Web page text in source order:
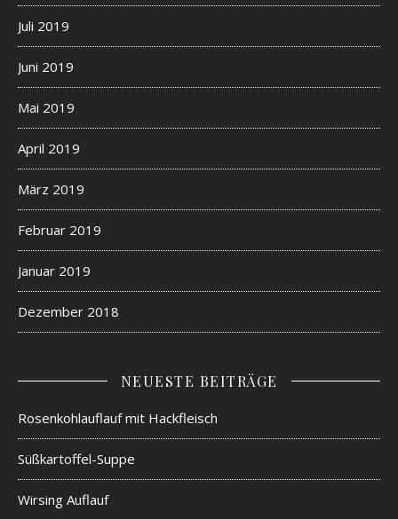
Juli 2019
Juni 2019
Mai 2019
April 2019
März 2019
Februar 2019
Januar 2019
Dezember 2018
NEUESTE BEITRÄGE
Rosenkohlauflauf mit Hackfleisch
Süßkartoffel-Suppe
Wirsing Auflauf